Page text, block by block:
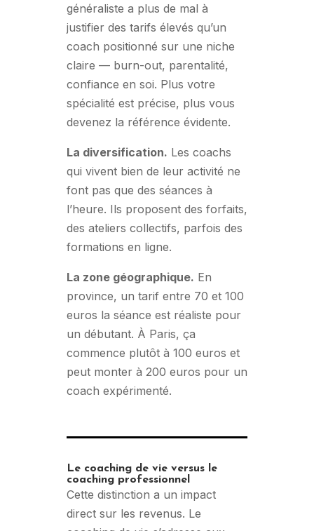
généraliste a plus de mal à
justifier des tarifs élevés qu’un
coach positionné sur une niche
claire — burn-out, parentalité,
confiance en soi. Plus votre
spécialité est précise, plus vous
devenez la référence évidente.
La diversification. Les coachs
qui vivent bien de leur activité ne
font pas que des séances à
l’heure. Ils proposent des forfaits,
des ateliers collectifs, parfois des
formations en ligne.
La zone géographique. En
province, un tarif entre 70 et 100
euros la séance est réaliste pour
un débutant. À Paris, ça
commence plutôt à 100 euros et
peut monter à 200 euros pour un
coach expérimenté.
Le coaching de vie versus le
coaching professionnel
Cette distinction a un impact
direct sur les revenus. Le